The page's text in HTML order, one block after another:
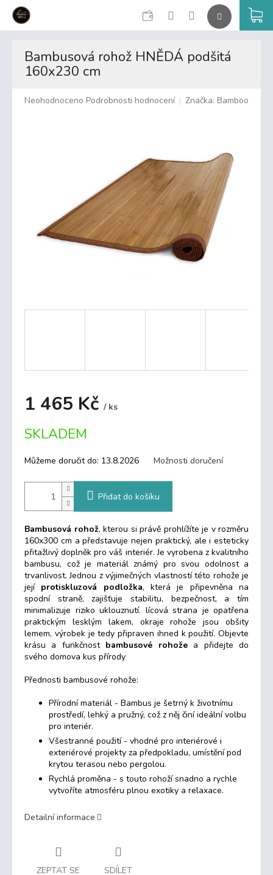
CZK
Bambusová rohož HNĚDÁ podšitá
160x230 cm
Průměrné
Neohodnoceno Podrobnosti hodnocení Značka: Bamboo
1 465 Kč / ks
cena:
SKLADEM
Můžeme doručit do: 13.8.2026 Možnosti doručení
Přidat do košíku
Bambusová rohož, kterou si právě prohlížíte je v rozměru
160x300 cm a představuje nejen praktický, ale i esteticky
přitažlivý doplněk pro váš interiér. Je vyrobena z kvalitního
bambusu, což je materiál známý pro svou odolnost a
trvanlivost. Jednou z výjimečných vlastností této rohože je
její protiskluzová podložka, která je připevněna na
spodní straně, zajišťuje stabilitu, bezpečnost, a tím
minimalizuje riziko uklouznutí. lícová strana je opatřena
praktickým lesklým lakem, okraje rohože jsou obšity
lemem, výrobek je tedy připraven ihned k použití. Objevte
krásu a funkčnost bambusové rohožea přidejte do
svého domova kus přírody
Přednosti bambusové rohože:
Přírodní materiál - Bambus je šetrný k životnímu
prostředí, lehký a pružný, což z něj činí ideální volbu
pro interiér.
Všestranné použití - vhodné pro interiérové i
exteriérové projekty za předpokladu, umístění pod
krytou terasou nebo pergolou.
Rychlá proměna - s touto rohoží snadno a rychle
vytvoříte atmosféru plnou exotiky a relaxace.
Detailní informace
ZEPTAT SE SDÍLET